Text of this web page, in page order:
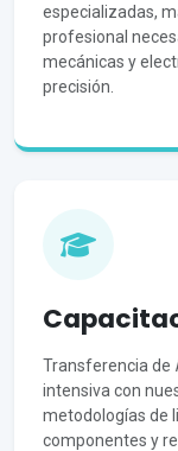
especializadas,
profesional
mecánicas y
precisión.
Transferencia de
intensiva con
metodologías de
componentes y